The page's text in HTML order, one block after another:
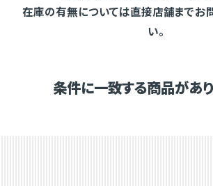
在庫の有無については直接店舗までお
い。
条件に一致する商品があり